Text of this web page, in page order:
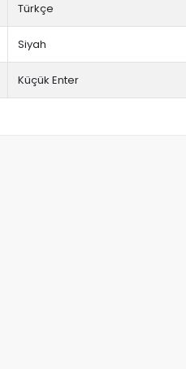
Türkçe
Siyah
Küçük Enter